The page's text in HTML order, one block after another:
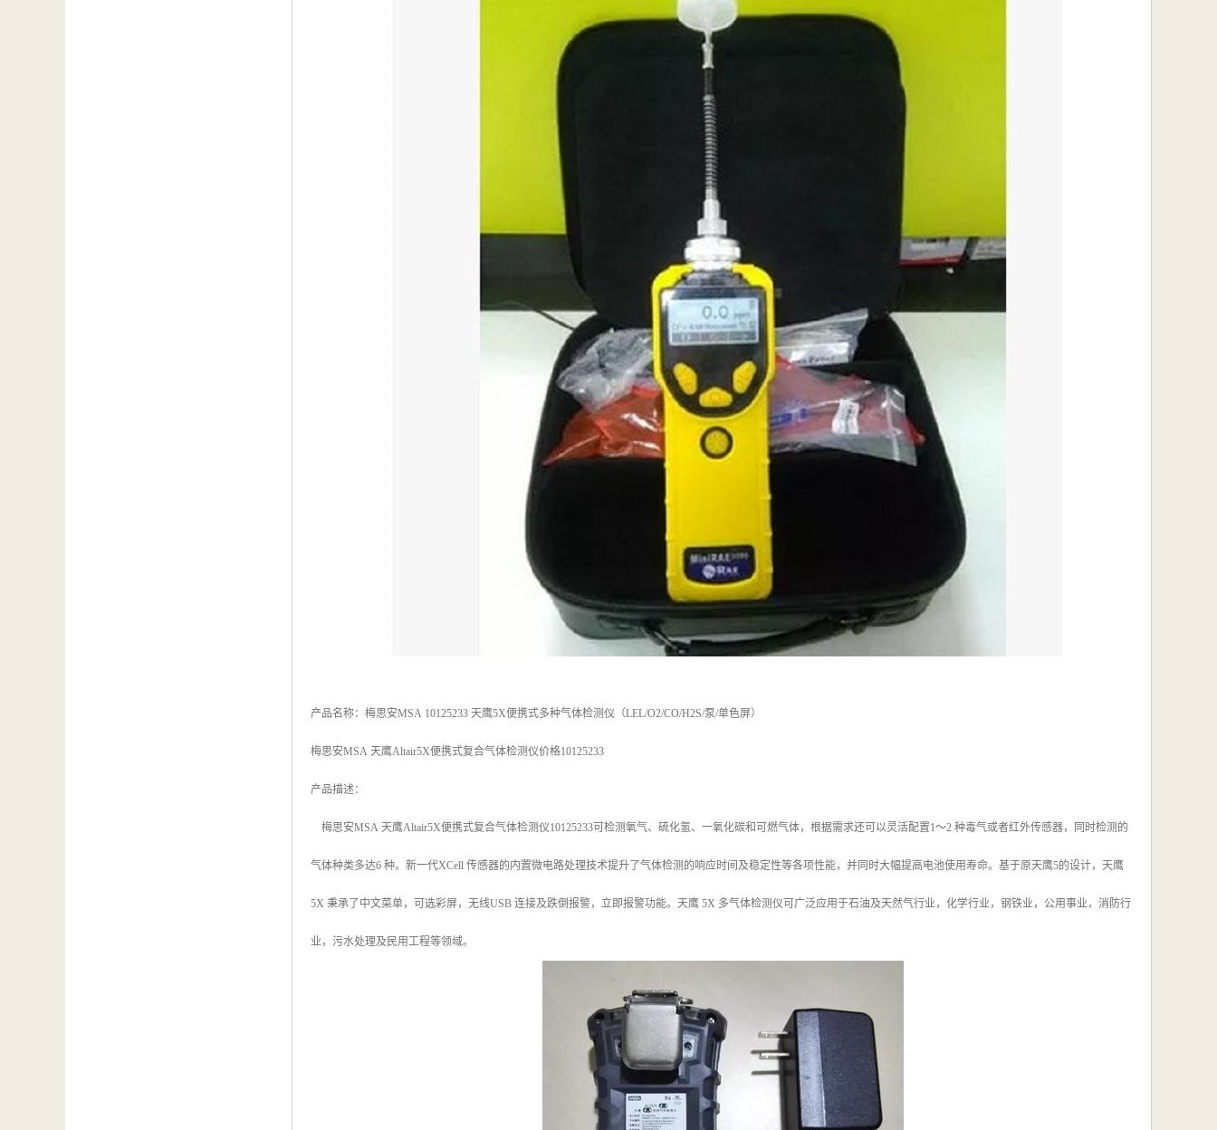
产品名称：梅思安MSA 10125233 天鹰5X便携式多种气体检测仪（LEL/O2/CO/H2S/泵/单色屏）
梅思安MSA 天鹰Altair5X便携式复合气体检测仪价格10125233
产品描述：
梅思安MSA 天鹰Altair5X便携式复合气体检测仪10125233可检测氧气、硫化氢、一氧化碳和可燃气体，根据需求还可以灵活配置1～2 种毒气或者红外传感器，同时检测的
气体种类多达6 种。新一代XCell 传感器的内置微电路处理技术提升了气体检测的响应时间及稳定性等各项性能，并同时大幅提高电池使用寿命。基于原天鹰5的设计，天鹰
5X 秉承了中文菜单，可选彩屏，无线USB 连接及跌倒报警，立即报警功能。天鹰 5X 多气体检测仪可广泛应用于石油及天然气行业，化学行业，钢铁业，公用事业，消防行
业，污水处理及民用工程等领域。